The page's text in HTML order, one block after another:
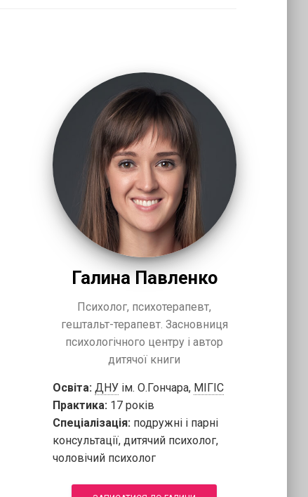
Галина Павленко
Психолог, психотерапевт,
гештальт-терапевт. Засновниця
психологічного центру і автор
дитячої книги
Освіта: ДНУім. О.Гончара, МІГІС
Практика: 17 років
Спеціалізація: подружні і парні
консультації, дитячий психолог,
чоловічий психолог